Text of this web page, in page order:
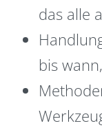
das alle
bis